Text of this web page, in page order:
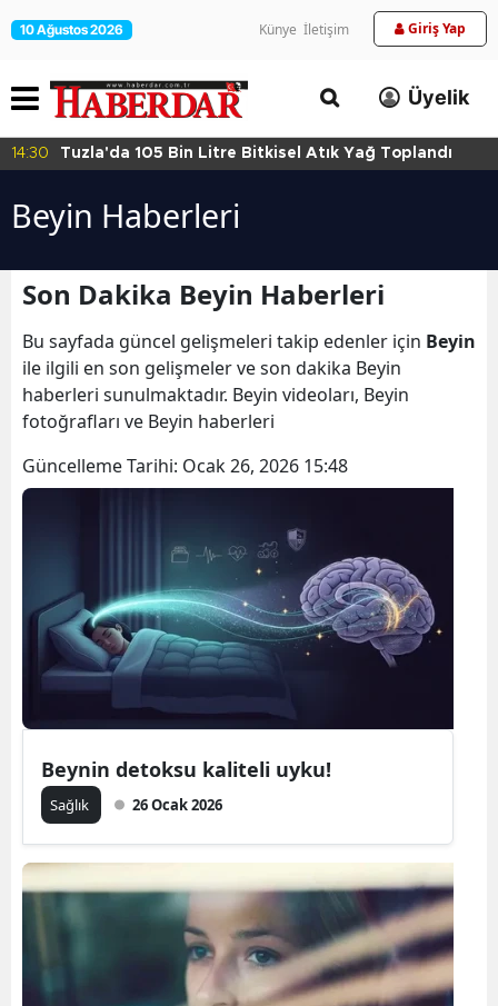
10 Ağustos 2026 Künye İletişim Giriş Yap
Üyelik
14:30 Tuzla'da 105 Bin Litre Bitkisel Atık Yağ Toplandı
Beyin Haberleri
Son Dakika Beyin Haberleri
Bu sayfada güncel gelişmeleri takip edenler için Beyin
ile ilgili en son gelişmeler ve son dakika Beyin
haberleri sunulmaktadır. Beyin videoları, Beyin
fotoğrafları ve Beyin haberleri
Güncelleme Tarihi: Ocak 26, 2026 15:48
Beynin detoksu kaliteli uyku!
Sağlık 26 Ocak 2026